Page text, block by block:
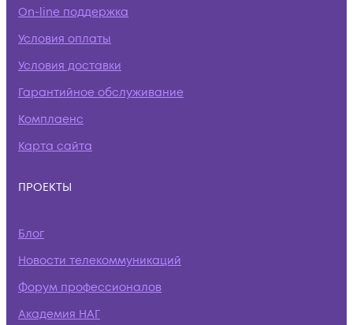
On-line поддержка
Условия оплаты
Условия доставки
Гарантийное обслуживание
Комплаенс
Карта сайта
ПРОЕКТЫ
Блог
Новости телекоммуникаций
Форум профессионалов
Академия НАГ